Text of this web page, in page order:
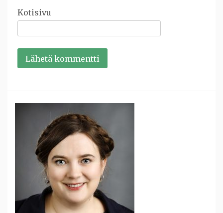
Kotisivu